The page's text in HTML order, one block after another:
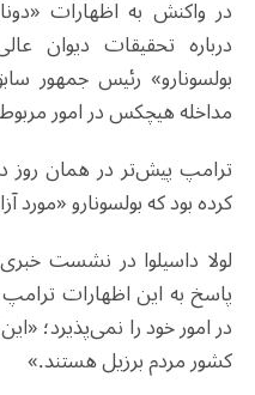
در واکنش به اظهارات
درباره تحقیقات دیوان
بولسونارو» رئیس‌ جمهور
مداخله هیچکس در امور
ترامپ پیش‌تر در همان روز
کرده بود که بولسونارو «مورد
لولا داسیلوا در نشست
پاسخ به این اظهارات
در امور خود را نمی‌پذیرد؛
کشور مردم برزیل هستند.»